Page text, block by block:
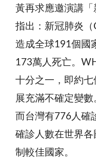
黃再求應邀演講「
指出：新冠肺炎
造成全球191個國
173萬人死亡。
十分之一，即約
展充滿不確定變數
而台灣有776人確
確診人數在世界
制較佳國家。